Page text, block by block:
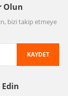
Olun
bizi takip etmeye
KAYDET